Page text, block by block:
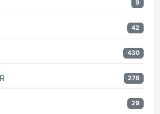
9
42
430
278
29